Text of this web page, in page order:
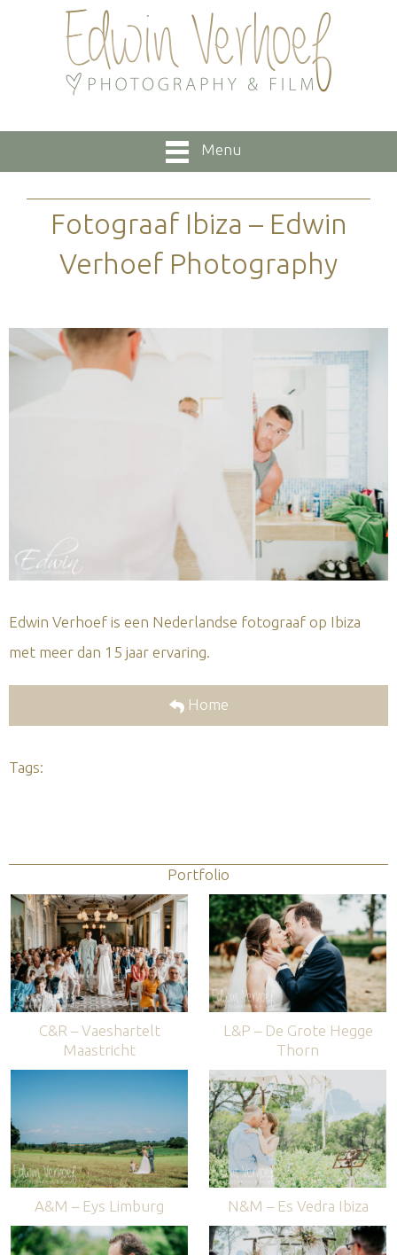
Menu
Fotograaf Ibiza – Edwin
Verhoef Photography
Edwin Verhoef is een Nederlandse fotograaf op Ibiza
met meer dan 15 jaar ervaring.
Home
Tags:
Portfolio
C&R – Vaeshartelt
Maastricht
L&P – De Grote Hegge
Thorn
A&M – Eys Limburg N&M – Es Vedra Ibiza